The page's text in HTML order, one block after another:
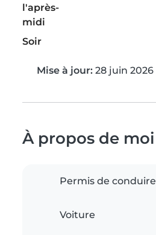
l'après-
midi
Soir
Mise à jour: 28 juin 2026
À propos de moi
Permis de conduire
Voiture